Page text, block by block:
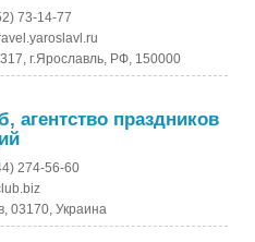
73-14-77
г.Ярославль, РФ, 150000
агентство праздников
274-56-60
03170, Украина